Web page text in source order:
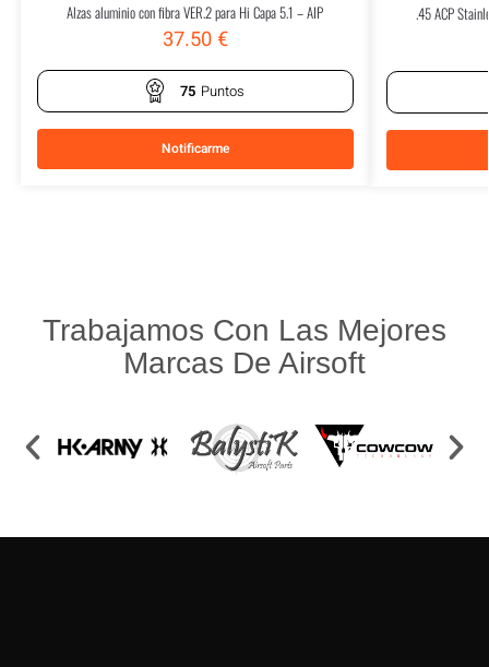
Alzas aluminio con fibra VER.2 para Hi Capa 5.1 – AIP
37.50€
75 Puntos
Notificarme
.45 ACP
Trabajamos Con Las Mejores
Marcas De Airsoft